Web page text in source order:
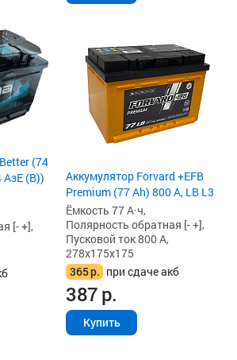
(74
АзЕ (B))
[- +],
Аккумулятор Forvard +EFB
Premium (77 Ah) 800 А, LB L3
Ёмкость 77 А·ч,
Полярность обратная [- +],
Пусковой ток 800 А,
278x175x175
365р. при сдаче акб
387р.
Купить